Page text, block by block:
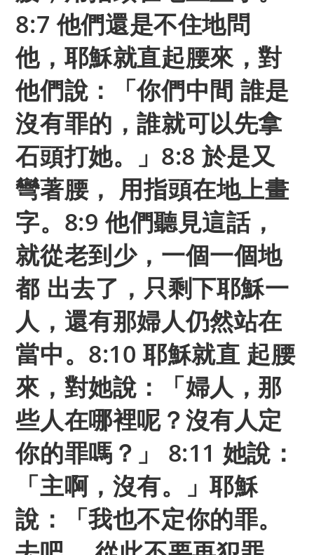
8:7 他們還是不住地問
他，耶穌就直起腰來，對
他們說：「你們中間 誰是
沒有罪的，誰就可以先拿
石頭打她。」8:8 於是又
彎著腰， 用指頭在地上畫
字。8:9 他們聽見這話，
就從老到少，一個一個地
都 出去了，只剩下耶穌一
人，還有那婦人仍然站在
當中。8:10 耶穌就直 起腰
來，對她說：「婦人，那
些人在哪裡呢？沒有人定
你的罪嗎？」 8:11 她說：
「主啊，沒有。」耶穌
說：「我也不定你的罪。